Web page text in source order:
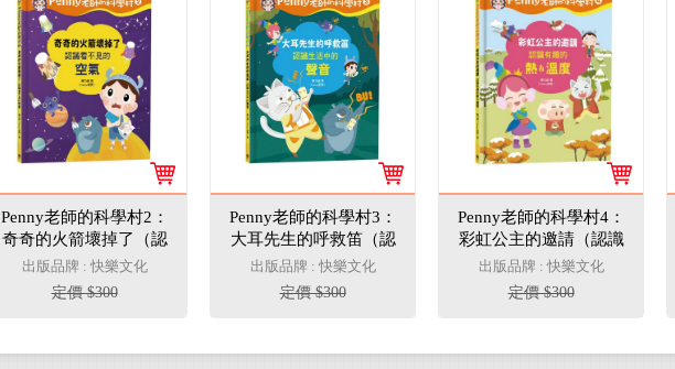
Penny老師的科學村2：
奇奇的火箭壞掉了（認
識看不見的「空氣」‧培
養科學素養和108年課
綱核心精神的科學啟蒙
出版品牌 : 快樂文化
定價 $300
Penny老師的科學村3：
大耳先生的呼救笛（認
識生活中的「聲音」‧培
養科學素養和108年課
綱核心精神的科學啟蒙
出版品牌 : 快樂文化
定價 $300
Penny老師的科學村4：
彩虹公主的邀請（認識
有趣的「熱＆溫度」‧培
養科學素養和108年課
綱核心精神的科學啟蒙
出版品牌 : 快樂文化
定價 $300